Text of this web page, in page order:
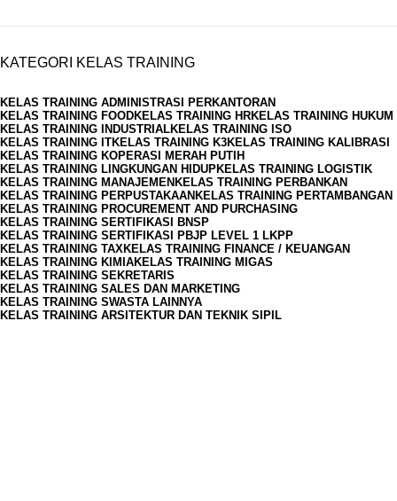
KATEGORI KELAS TRAINING
KELAS TRAINING ADMINISTRASI PERKANTORAN
KELAS TRAINING FOODKELAS TRAINING HRKELAS TRAINING HUKUM
KELAS TRAINING INDUSTRIALKELAS TRAINING ISO
KELAS TRAINING ITKELAS TRAINING K3KELAS TRAINING KALIBRASI
KELAS TRAINING KOPERASI MERAH PUTIH
KELAS TRAINING LINGKUNGAN HIDUPKELAS TRAINING LOGISTIK
KELAS TRAINING MANAJEMENKELAS TRAINING PERBANKAN
KELAS TRAINING PERPUSTAKAANKELAS TRAINING PERTAMBANGAN
KELAS TRAINING PROCUREMENT AND PURCHASING
KELAS TRAINING SERTIFIKASI BNSP
KELAS TRAINING SERTIFIKASI PBJP LEVEL 1 LKPP
KELAS TRAINING TAXKELAS TRAINING FINANCE / KEUANGAN
KELAS TRAINING KIMIAKELAS TRAINING MIGAS
KELAS TRAINING SEKRETARIS
KELAS TRAINING SALES DAN MARKETING
KELAS TRAINING SWASTA LAINNYA
KELAS TRAINING ARSITEKTUR DAN TEKNIK SIPIL